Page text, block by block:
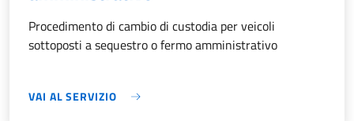
Procedimento di cambio di custodia per veicoli
sottoposti a sequestro o fermo amministrativo
VAI AL SERVIZIO